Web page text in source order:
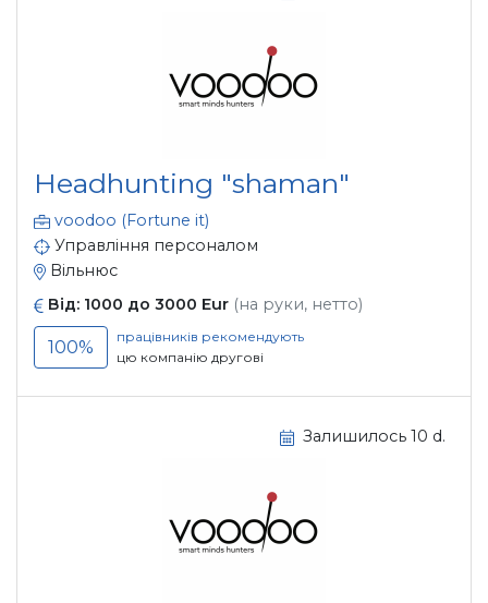
Headhunting "shaman"
voodoo (Fortune it)
Управління персоналом
Вільнюс
Від: 1000 до 3000 Eur (на руки, нетто)
100%
працівників рекомендують
цю компанію другові
Залишилось 10 d.